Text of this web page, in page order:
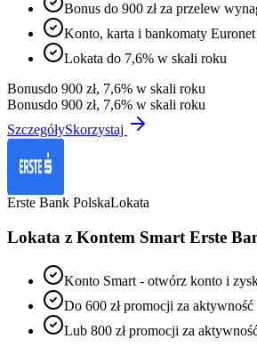
Bonus do 900 zł za przelew
Konto, karta i bankomaty
Lokata do 7,6% w skali roku
Bonusdo 900 zł, 7,6% w skali roku
Bonusdo 900 zł, 7,6% w skali roku
SzczegółySkorzystaj
Erste Bank PolskaLokata
Lokata z Kontem Smart Erste
Konto Smart - otwórz konto i
Do 600 zł promocji za aktywność
Lub 800 zł promocji za